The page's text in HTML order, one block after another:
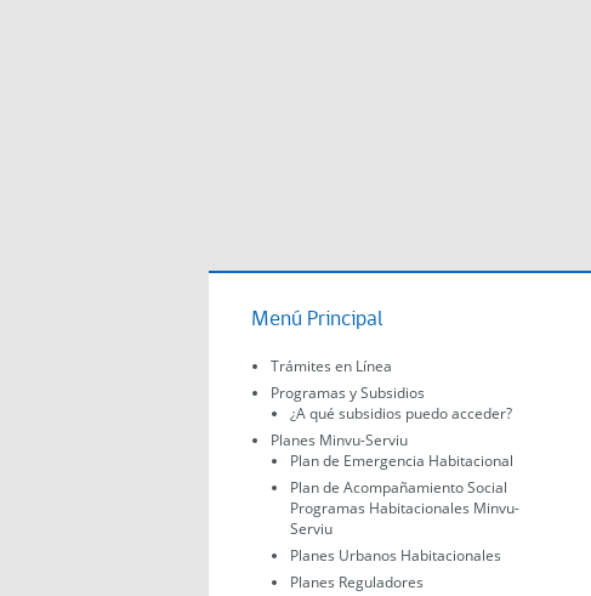
Menú Principal
Trámites en Línea
Programas y Subsidios
¿A qué subsidios puedo acceder?
Planes Minvu-Serviu
Plan de Emergencia Habitacional
Plan de Acompañamiento Social
Programas Habitacionales Minvu-
Serviu
Planes Urbanos Habitacionales
Planes Reguladores